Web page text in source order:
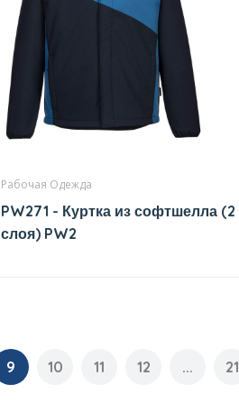
Рабочая Одежда
PW271 - Куртка из софтшелла (2
слоя) PW2
9 10 11 12 ... 21